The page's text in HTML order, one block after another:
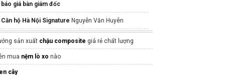
báo giá bàn giám đốc
Căn hộ Hà Nội Signature Nguyễn Văn Huyên
Bậc cầu thang nhựa
Mẫu giường gỗ đẹp
giấy dán tường sang trọng
sản xuất chậu composite giá rẻ chất lượng
mua nệm lò xo nào
cây